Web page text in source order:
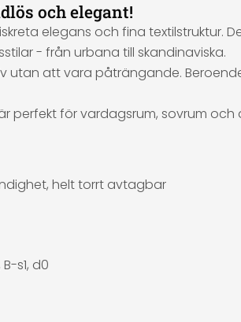
och elegant!
elegans och fina textilstruktur.
- från urbana till skandinaviska.
att vara påträngande.
perfekt för vardagsrum, sovrum
helt torrt avtagbar
s1, d0